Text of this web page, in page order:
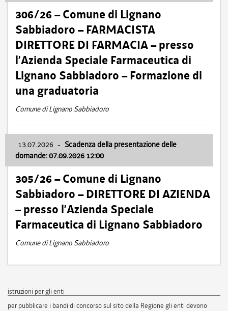
306/26 – Comune di Lignano
Sabbiadoro – FARMACISTA
DIRETTORE DI FARMACIA – presso
l’Azienda Speciale Farmaceutica di
Lignano Sabbiadoro – Formazione di
una graduatoria
Comune di Lignano Sabbiadoro
13.07.2026 - Scadenza della presentazione delle
domande: 07.09.2026 12:00
305/26 – Comune di Lignano
Sabbiadoro – DIRETTORE DI AZIENDA
– presso l’Azienda Speciale
Farmaceutica di Lignano Sabbiadoro
Comune di Lignano Sabbiadoro
istruzioni per gli enti
per pubblicare i bandi di concorso sul sito della Regione gli enti devono